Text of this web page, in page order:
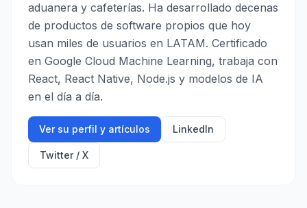
aduanera y cafeterías. Ha desarrollado decenas
de productos de software propios que hoy
usan miles de usuarios en LATAM. Certificado
en Google Cloud Machine Learning, trabaja con
React, React Native, Node.js y modelos de IA
en el día a día.
Ver su perfil y artículos LinkedIn
Twitter / X